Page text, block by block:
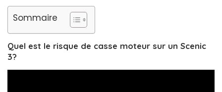
Sommaire
Quel est le risque de casse moteur sur un Scenic
3?